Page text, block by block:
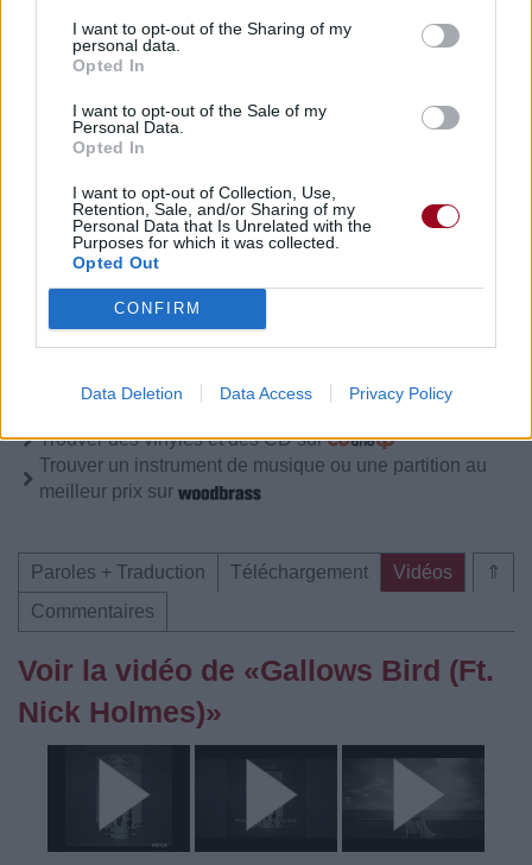
I want to opt-out of the Sharing of my
personal data.
Opted In
I want to opt-out of the Sale of my
Personal Data.
Opted In
I want to opt-out of Collection, Use,
Retention, Sale, and/or Sharing of my
Personal Data that Is Unrelated with the
Purposes for which it was collected.
Opted Out
CONFIRM
Data Deletion Data Access Privacy Policy
Paroles + Traduction
Vidéos
Pour prolonger le plaisir musical :
Vous aimez chanter, apprenez la guitare chez
Télécharger légalement les MP3 ou trouver le CD sur
Trouver des vinyles et des CD sur
Trouver un instrument de musique ou une partition au
meilleur prix sur
⇑
Paroles + Traduction Téléchargement
Vidéos
Commentaires
Voir la vidéo de «Gallows Bird (Ft.
Nick Holmes)»